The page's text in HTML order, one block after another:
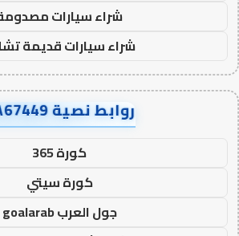
شراء سيارات
شراء سيارات قديمة
روابط نصية AA67449
كورة 365
كورة سيتي
جول العرب goalarab